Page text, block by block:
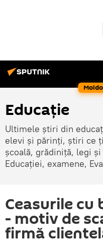
Educație
Ultimele știri din
elevi și părinți, știri ce
școală, grădiniță, legi
Educației, examene,
Ceasurile cu
- motiv de
firmă